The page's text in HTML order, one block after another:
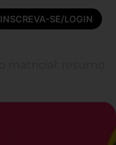
INSCREVA-SE/LOGIN